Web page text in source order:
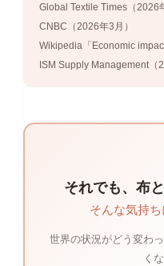
Global Textile Times（2026
CNBC（2026年3月）
Wikipedia「Economic
ISM Supply Management（
それでも、布
そんな気持ち
世界の状況がどう変わ
く